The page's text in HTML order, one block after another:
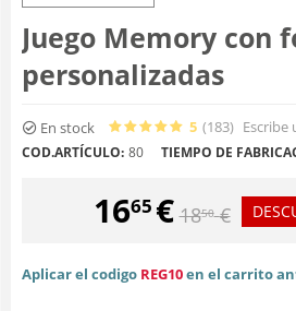
Juego Memory con
personalizadas
En stock 5 (183) Escribe
COD.ARTÍCULO: 80 TIEMPO DE
1665 € 1850 €
Aplicar el codigo REG10en el carrito